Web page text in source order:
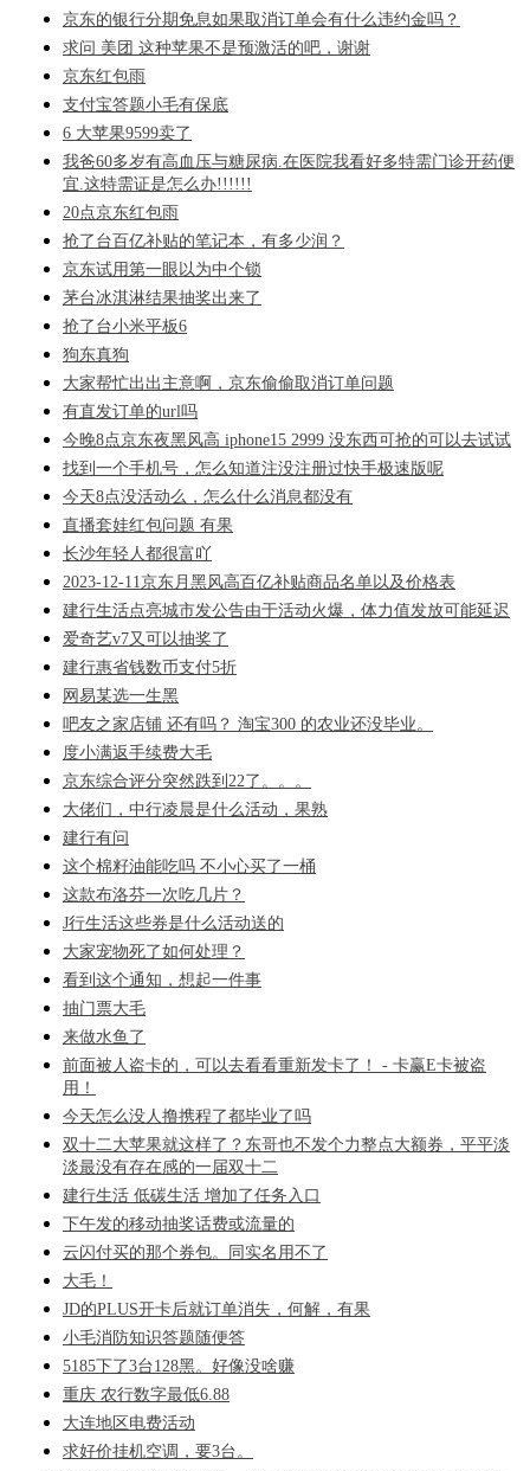
京东的银行分期免息如果取消订单会有什么违约金吗？
求问 美团 这种苹果不是预激活的吧，谢谢
京东红包雨
支付宝答题小毛有保底
6 大苹果9599卖了
我爸60多岁有高血压与糖尿病.在医院我看好多特需门诊开药便
宜.这特需证是怎么办!!!!!!
20点京东红包雨
抢了台百亿补贴的笔记本，有多少润？
京东试用第一眼以为中个锁
茅台冰淇淋结果抽奖出来了
抢了台小米平板6
狗东真狗
大家帮忙出出主意啊，京东偷偷取消订单问题
有直发订单的url吗
今晚8点京东夜黑风高 iphone15 2999 没东西可抢的可以去试试
找到一个手机号，怎么知道注没注册过快手极速版呢
今天8点没活动么，怎么什么消息都没有
直播套娃红包问题 有果
长沙年轻人都很富吖
2023-12-11京东月黑风高百亿补贴商品名单以及价格表
建行生活点亮城市发公告由于活动火爆，体力值发放可能延迟
爱奇艺v7又可以抽奖了
建行惠省钱数币支付5折
网易某选一生黑
吧友之家店铺 还有吗？ 淘宝300 的农业还没毕业。
度小满返手续费大毛
京东综合评分突然跌到22了。。。
大佬们，中行凌晨是什么活动，果熟
建行有问
这个棉籽油能吃吗 不小心买了一桶
这款布洛芬一次吃几片？
J行生活这些券是什么活动送的
大家宠物死了如何处理？
看到这个通知，想起一件事
抽门票大毛
来做水鱼了
前面被人盗卡的，可以去看看重新发卡了！ - 卡赢E卡被盗
用！
今天怎么没人撸携程了都毕业了吗
双十二大苹果就这样了？东哥也不发个力整点大额券，平平淡
淡最没有存在感的一届双十二
建行生活 低碳生活 增加了任务入口
下午发的移动抽奖话费或流量的
云闪付买的那个券包。同实名用不了
大毛！
JD的PLUS开卡后就订单消失，何解，有果
小毛消防知识答题随便答
5185下了3台128黑。好像没啥赚
重庆 农行数字最低6.88
大连地区电费活动
求好价挂机空调，要3台。